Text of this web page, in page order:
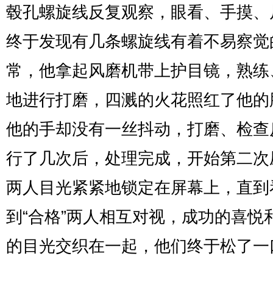
毂孔螺旋线反复观察，眼看、手摸
终于发现有几条螺旋线有着不易察
常，他拿起风磨机带上护目镜，熟
地进行打磨，四溅的火花照红了他
他的手却没有一丝抖动，打磨、检
行了几次后，处理完成，开始第二
两人目光紧紧地锁定在屏幕上，直到
到“合格”两人相互对视，成功的喜悦
的目光交织在一起，他们终于松了